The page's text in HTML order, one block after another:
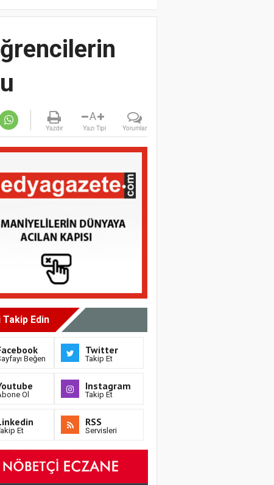
Yazdır
A
Yazı Tipi Yorumlar
Takip Edin
Beğen
Twitter
Takip Et
Ol
Instagram
Takip Et
Et
RSS
Servisleri